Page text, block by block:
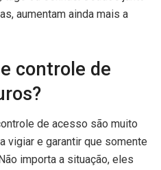
aumentam ainda mais a
controle de
de acesso são muito
vigiar e garantir que somente
importa a situação, eles